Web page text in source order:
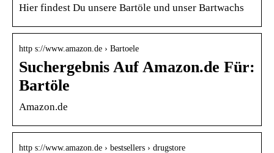
Hier findest Du unsere Bartöle und unser Bartwachs
http s://www.amazon.de › Bartoele
Suchergebnis Auf Amazon.de Für:
Bartöle
Amazon.de
http s://www.amazon.de › bestsellers › drugstore